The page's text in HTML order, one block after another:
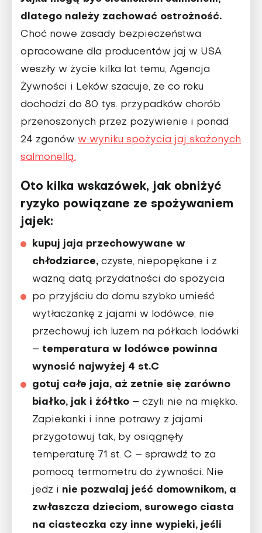
dlatego należy zachować ostrożność.
Choć nowe zasady bezpieczeństwa
opracowane dla producentów jaj w USA
weszły w życie kilka lat temu, Agencja
Żywności i Leków szacuje, że co roku
dochodzi do 80 tys. przypadków chorób
przenoszonych przez pożywienie i ponad
24 zgonów w wyniku spożycia jaj skażonych
salmonellą.
Oto kilka wskazówek, jak obniżyć
ryzyko powiązane ze spożywaniem
jajek:
kupuj jaja przechowywane w
chłodziarce, czyste, niepopękane i z
ważną datą przydatności do spożycia
po przyjściu do domu szybko umieść
wytłaczankę z jajami w lodówce, nie
przechowuj ich luzem na półkach lodówki
– temperatura w lodówce powinna
wynosić najwyżej 4 st.C
gotuj całe jaja, aż zetnie się zarówno
białko, jak i żółtko – czyli nie na miękko.
Zapiekanki i inne potrawy z jajami
przygotowuj tak, by osiągnęły
temperaturę 71 st. C – sprawdź to za
pomocą termometru do żywności. Nie
jedz i nie pozwalaj jeść domownikom, a
zwłaszcza dzieciom, surowego ciasta
na ciasteczka czy inne wypieki, jeśli